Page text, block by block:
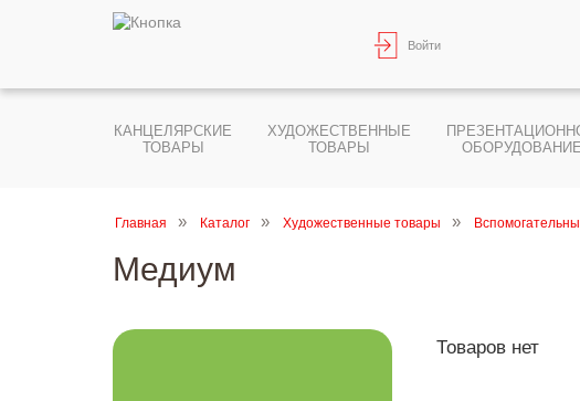
Войти
КАНЦЕЛЯРСКИЕ
ТОВАРЫ
ХУДОЖЕСТВЕННЫЕ
ТОВАРЫ
ОБОРУДОВАНИЕ
Главная Каталог Художественные товары
Медиум
Товаров нет